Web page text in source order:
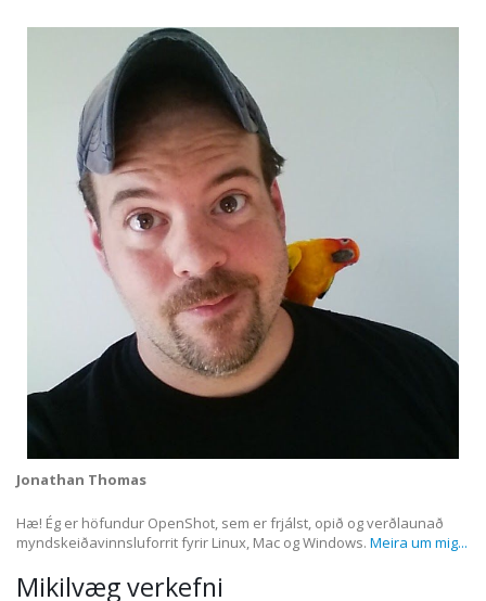
Jonathan Thomas
Hæ! Ég er höfundur OpenShot, sem er frjálst, opið og verðlaunað
myndskeiðavinnsluforrit fyrir Linux, Mac og Windows. Meira um mig...
Mikilvæg verkefni